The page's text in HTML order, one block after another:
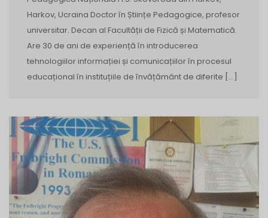
Harkov, Ucraina Doctor în Științe Pedagogice, profesor
universitar. Decan al Facultății de Fizică și Matematică.
Are 30 de ani de experiență în introducerea
tehnologiilor informației și comunicațiilor în procesul
educațional în instituțiile de învățământ de diferite […]